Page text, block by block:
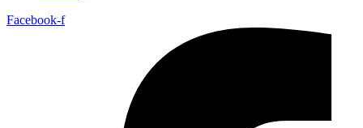
Facebook-f